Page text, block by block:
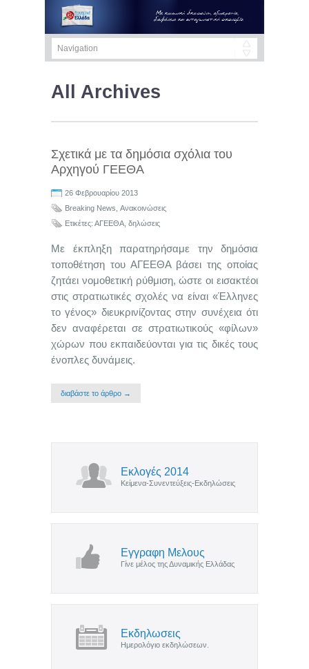
All Archives
Σχετικά με τα δημόσια σχόλια του
Αρχηγού ΓΕΕΘΑ
26 Φεβρουαρίου 2013
Breaking News Ανακοινώσεις
Ετικέτες: ΑΓΕΕΘΑ δηλώσεις
Με έκπληξη παρατηρήσαμε την δημόσια
τοποθέτηση του ΑΓΕΕΘΑ βάσει της οποίας
ζητάει νομοθετική ρύθμιση, ώστε οι εισακτέοι
στις στρατιωτικές σχολές να είναι «Έλληνες
το γένος» διευκρινίζοντας στην συνέχεια ότι
δεν αναφέρεται σε στρατιωτικούς «φίλων»
χώρων που εκπαιδεύονται για τις δικές τους
ένοπλες δυνάμεις.
διαβάστε το άρθρο →
Εκλογές 2014
Κείμενα-Συνεντεύξεις-Εκδηλώσεις
Εγγραφη Μελους
Γίνε μέλος της Δυναμικής Ελλάδας
Εκδηλωσεις
Ημερολόγιο εκδηλώσεων.